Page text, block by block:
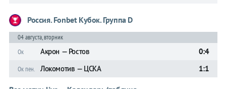
Россия. Fonbet Кубок. Группа D
04 августа, вторник
Ок
Акрон — Ростов 0:4
Ок пен. Локомотив — ЦСКА 1:1